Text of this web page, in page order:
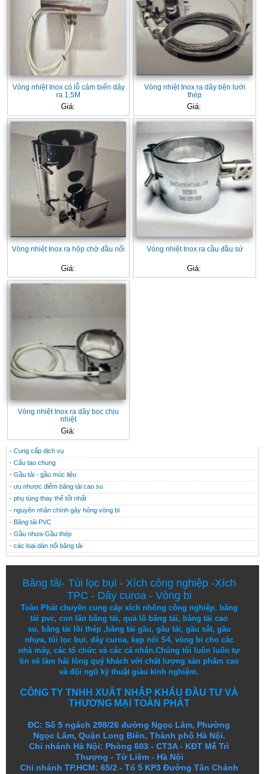
Vòng nhiệt Inox có lỗ cảm biến dây
ra 1,5M
Giá:
Vòng nhiệt Inox ra dây bện lưới
thép
Giá:
Vòng nhiệt Inox ra hộp chờ đầu nối
Giá:
Vòng nhiệt Inox ra cầu đầu sứ
Giá:
Vòng nhiệt Inox ra dây bọc chịu
nhiệt
Giá:
CONTACT
THÔNG TIN HỮU ÍCH
- Cung cấp dịch vụ
- Cấu tạo chung
- Gầu tải - gầu múc liệu
- ưu nhược điểm băng tải cao su
- phụ tùng thay thế tốt nhất
- nguyên nhân chính gây hỏng vòng bi
- Băng tải PVC
- Gầu nhưa-Gầu thép
- các loại dán nối băng tải
Băng tải- Túi lọc bụi - Xích công nghiệp-Xích
TPC - Dây curoa - Vòng bi
Toàn Phát chuyên cung cấp xích nhông công nghiệp, băng
tải pvc,con lăn băng tải,quả lô băng tải, băng tải cao
su, băng tải lõi thép, băng tải gầu, gầu tải, gầu sắt, gầu
nhựa, túi lọc bụi, dây curoa, kẹp nối S4, vòng bi cho các
nhà máy, các tổ chức và các cá nhân.Chúng tôi luôn luôn tự
tin sẽ làm hài lòng quý khách với chất lượng sảnphẩm cao
và đội ngũ kỹ thuật giàu kinh nghiệm.
CÔNG TY TNHH XUẤT NHẬP KHẨU ĐẦU TƯ VÀ
THƯƠNG MẠI TOÀN PHÁT
ĐC: Số 5 ngách 298/26 đường Ngọc Lâm, Phường
Ngọc Lâm, Quận Long Biên, Thành phố Hà Nội.
Chi nhánh Hà Nội: Phòng 603 - CT3A - KĐT Mễ Trì
Thượng - Từ Liêm - Hà Nội
Chi nhánh TP.HCM: 65/2 - Tổ 5 KP3 Đường Tân Chánh